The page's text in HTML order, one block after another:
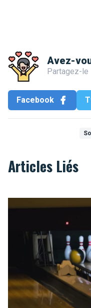
Avez-
Partagez-le
Facebook
Articles Liés